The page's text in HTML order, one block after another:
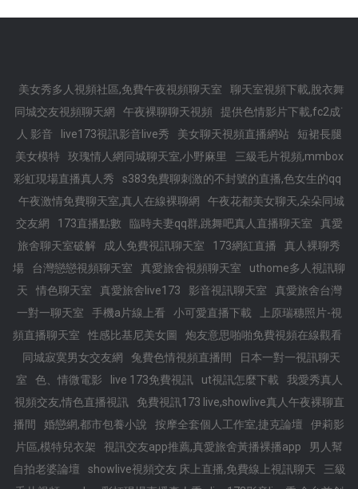
美女秀多人視頻社區,免費午夜視頻聊天室
聊天室視頻下載,脫衣舞
同城交友視頻聊天網
午夜裸聊聊天視頻
提供色情影片下載,fc2成˙
人 影音
live173視訊影音live秀 美女聊天視頻直播網站
短裙長腿
美女模特
玫瑰情人網同城聊天室,小野麻里
三級毛片視頻,mmbox
彩虹現場直播真人秀
s383免費聊刺激的不封號的直播,色女生的qq
午夜激情免費聊天室,真人在線裸聊網
午夜花都美女聊天,朵朵同城
交友網
173直播點數 臨時夫妻qq群,跳舞吧真人直播聊天室
真愛
旅舍聊天室破解
成人免費視訊聊天室 173網紅直播
真人裸聊秀
場
台灣戀戀視頻聊天室 真愛旅舍視頻聊天室
uthome多人視訊聊
天
情色聊天室 真愛旅舍live173 影音視訊聊天室
真愛旅舍台灣
一對一聊天室
手機a片線上看 小可愛直播下載
上原瑞穗照片-視
頻直播聊天室
性感比基尼美女圖
炮友意思啪啪免費視頻在線觀看
同城寂寞男女交友網
兔費色情視頻直播間
日本一對一視訊聊天
室
色、情微電影 live 173免費視訊 ut視訊怎麼下載
我愛秀真人
視頻交友,情色直播視訊
免費視訊173 live,showlive真人午夜裸聊直
播間
婚戀網,都市包養小說 按摩全套個人工作室,捷克論壇
伊莉影
片區,模特兒衣架
視訊交友app推薦,真愛旅舍黃播裸播app
男人幫
自拍老婆論壇
showlive視頻交友 床上直播,免費線上視訊聊天
三級